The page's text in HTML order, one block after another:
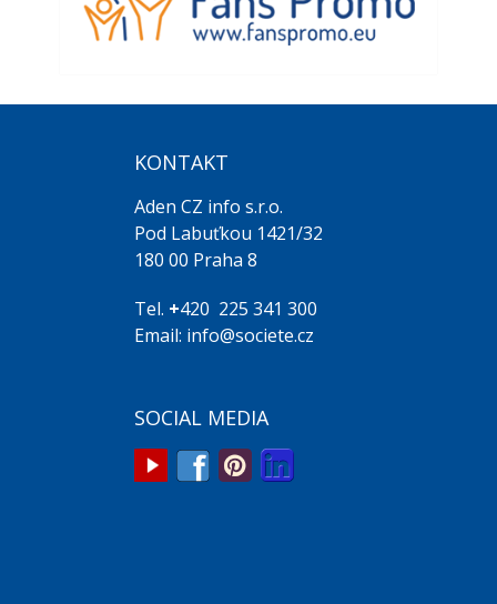
KONTAKT
Aden CZ info s.r.o.
Pod Labuťkou 1421/32
180 00 Praha 8
Tel. +420 225 341 300
Email: info@societe.cz
SOCIAL MEDIA